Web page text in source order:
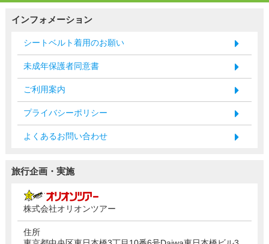
インフォメーション
シートベルト着用のお願い
未成年保護者同意書
ご利用案内
プライバシーポリシー
よくあるお問い合わせ
旅行企画・実施
株式会社オリオンツアー
住所